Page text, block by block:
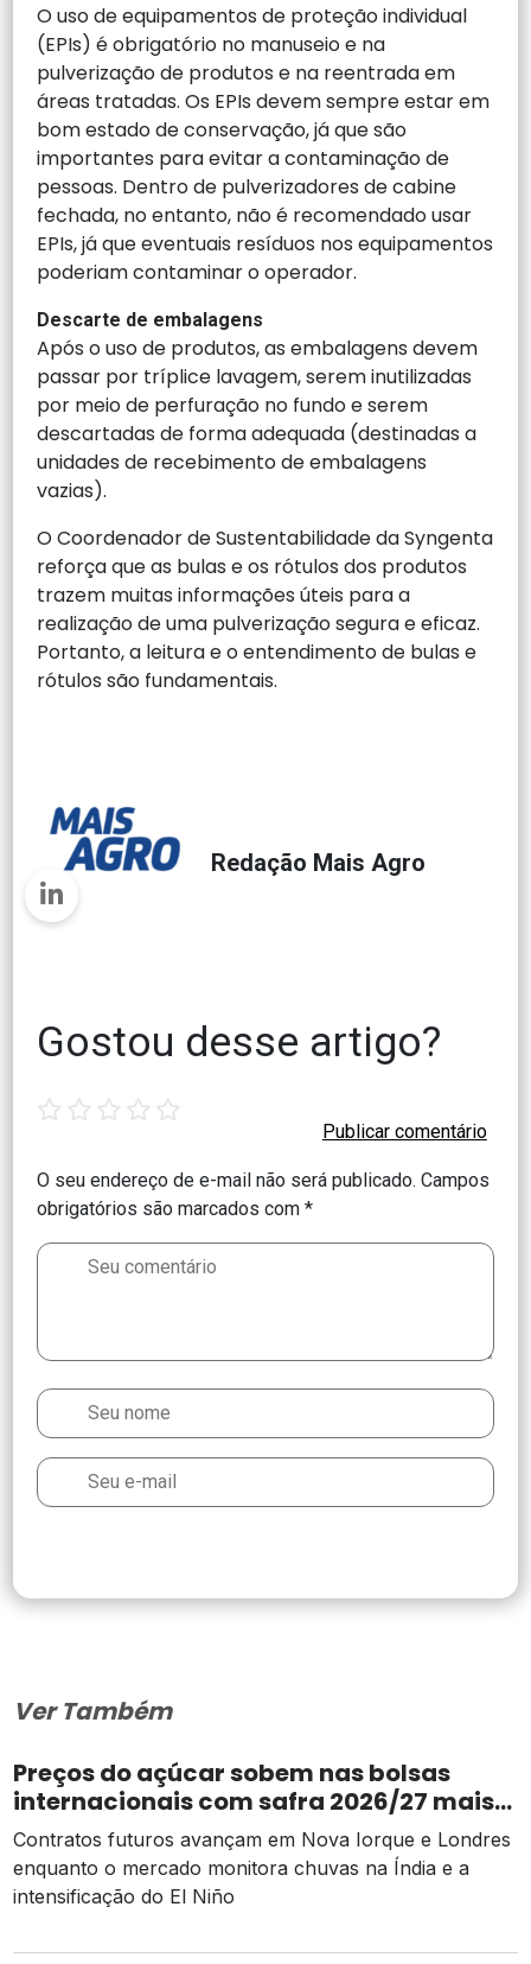
O uso de equipamentos de proteção individual
(EPIs) é obrigatório no manuseio e na
pulverização de produtos e na reentrada em
áreas tratadas. Os EPIs devem sempre estar em
bom estado de conservação, já que são
importantes para evitar a contaminação de
pessoas. Dentro de pulverizadores de cabine
fechada, no entanto, não é recomendado usar
EPIs, já que eventuais resíduos nos equipamentos
poderiam contaminar o operador.
Descarte de embalagens
Após o uso de produtos, as embalagens devem
passar por tríplice lavagem, serem inutilizadas
por meio de perfuração no fundo e serem
descartadas de forma adequada (destinadas a
unidades de recebimento de embalagens
vazias).
O Coordenador de Sustentabilidade da Syngenta
reforça que as bulas e os rótulos dos produtos
trazem muitas informações úteis para a
realização de uma pulverização segura e eficaz.
Portanto, a leitura e o entendimento de bulas e
rótulos são fundamentais.
Redação Mais Agro
Gostou desse artigo?
O seu endereço de e-mail não será publicado. Campos
obrigatórios são marcados com*
star stars stars stars stars
Ver Também
Preços do açúcar sobem nas bolsas
internacionais com safra 2026/27 mais
apertada
Contratos futuros avançam em Nova Iorque e Londres
enquanto o mercado monitora chuvas na Índia e a
intensificação do El Niño